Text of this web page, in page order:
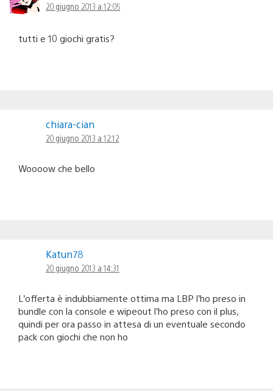
20 giugno 2013 a 12:05
tutti e 10 giochi gratis?
chiara-cian
20 giugno 2013 a 12:12
Woooow che bello
Katun78
20 giugno 2013 a 14:31
L’offerta è indubbiamente ottima ma LBP l’ho preso in
bundle con la console e wipeout l’ho preso con il plus,
quindi per ora passo in attesa di un eventuale secondo
pack con giochi che non ho